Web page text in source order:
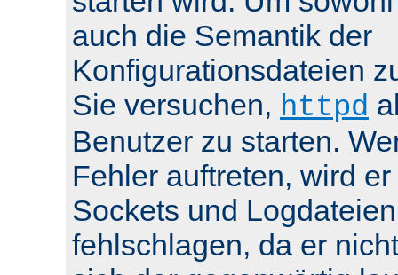
auch die Semantik der
Konfigurationsdateien
Sie versuchen, httpd
Benutzer zu starten.
Fehler auftreten, wird
Sockets und
fehlschlagen, da er